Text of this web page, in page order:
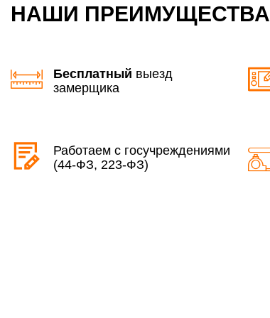
НАШИ ПРЕИМУЩЕСТВА
Бесплатный выезд
замерщика
Работаем с госучреждениями
(44-ФЗ, 223-ФЗ)